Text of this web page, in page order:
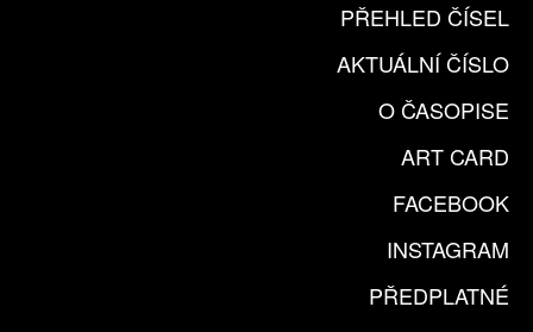
PŘEHLED ČÍSEL
AKTUÁLNÍ ČÍSLO
O ČASOPISE
ART CARD
FACEBOOK
INSTAGRAM
PŘEDPLATNÉ